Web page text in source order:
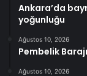
Ankara’da
yoğunluğu
Ağustos 10, 2026
Pembelik
Ağustos 10, 2026